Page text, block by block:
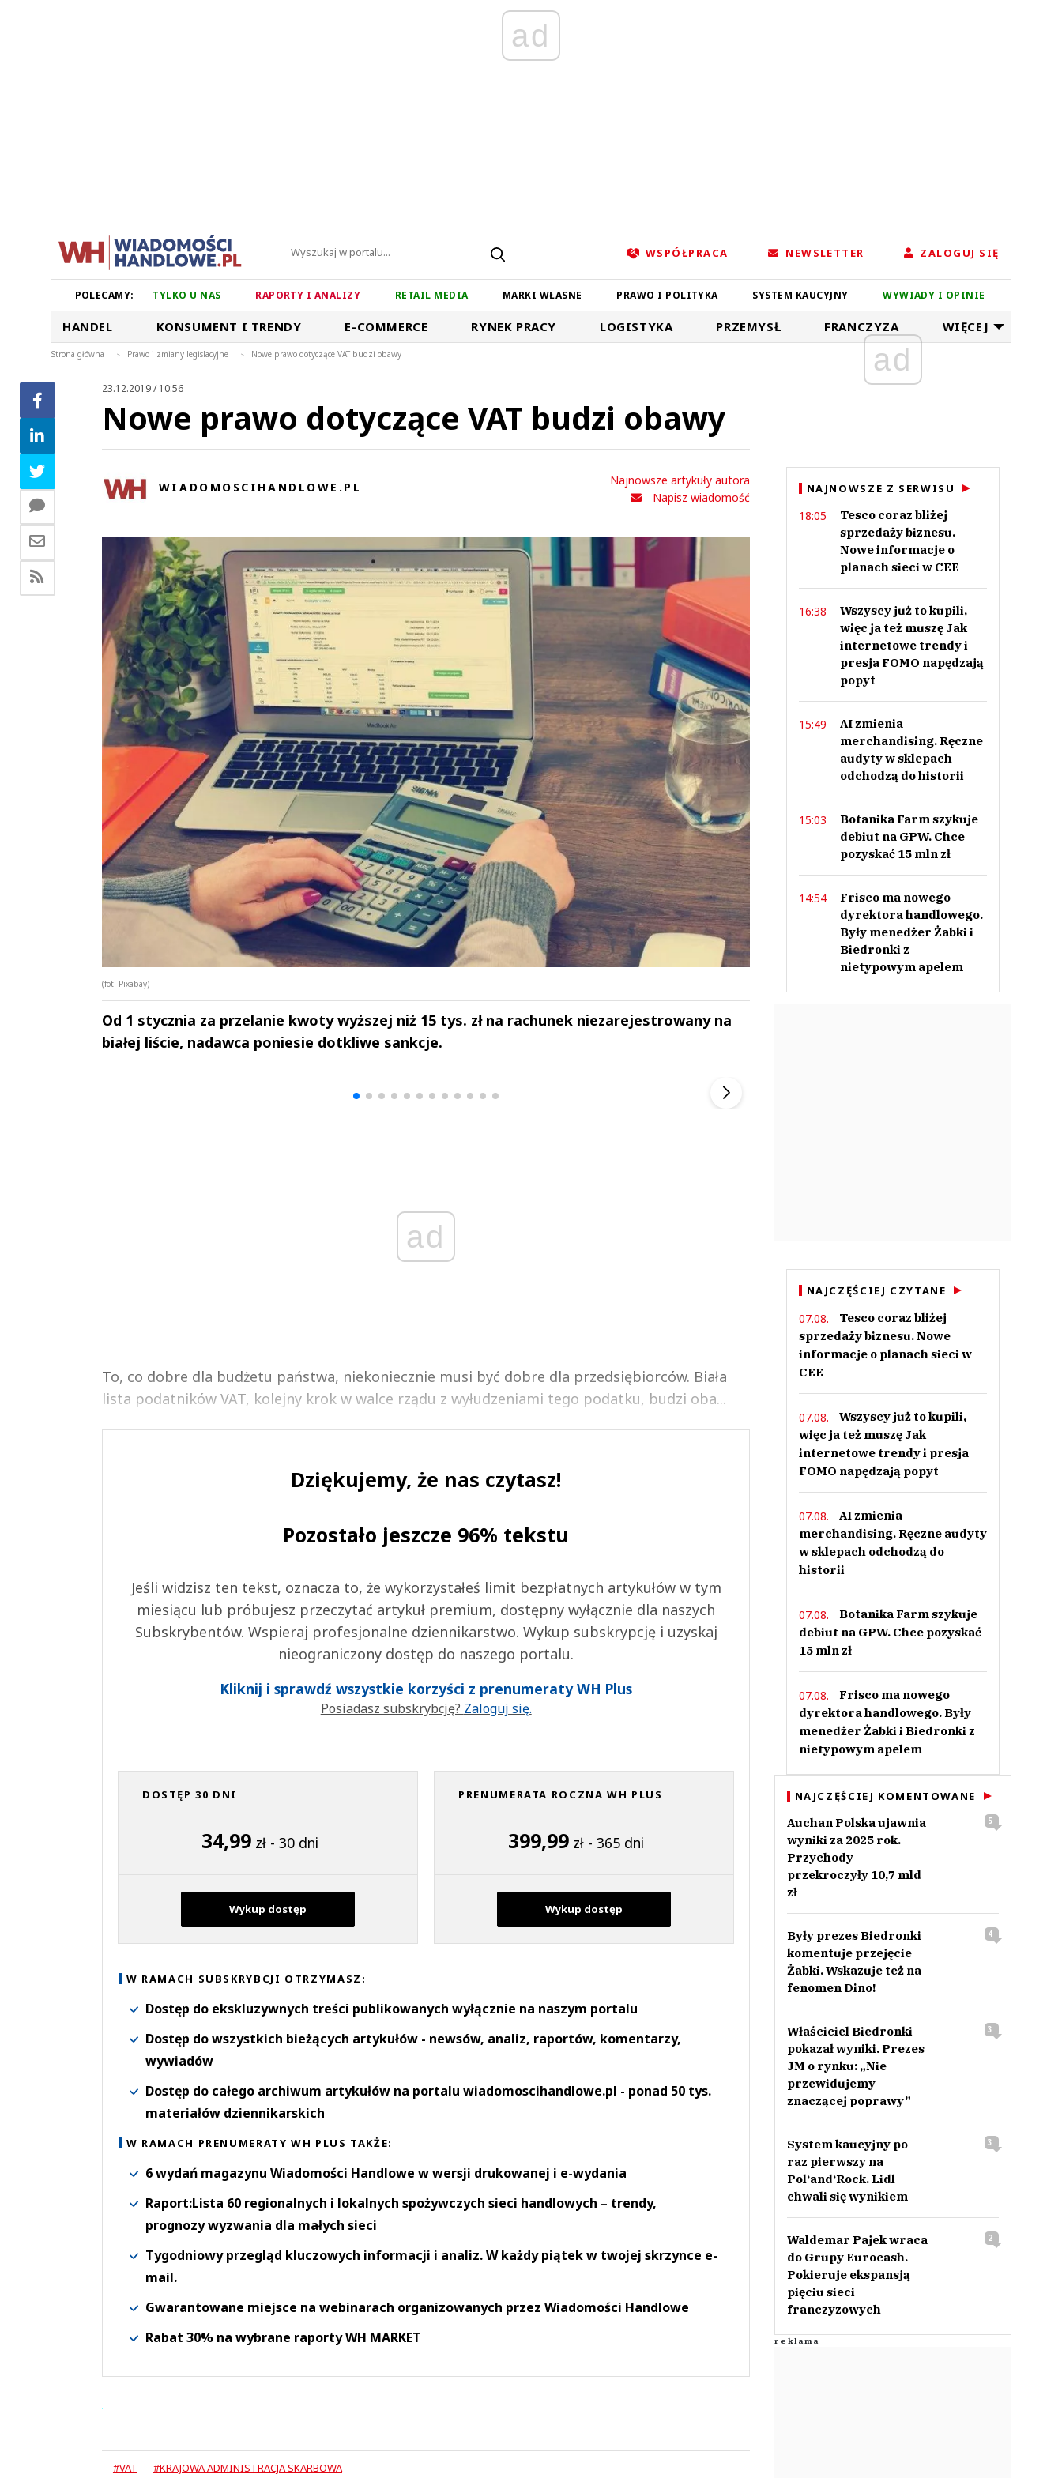
ad
WSPÓŁPRACA NEWSLETTER ZALOGUJ SIĘ
POLECAMY: TYLKO U NAS RAPORTY I ANALIZY RETAIL MEDIA MARKI WŁASNE PRAWO I POLITYKA SYSTEM KAUCYJNY WYWIADY I OPINIE
HANDEL KONSUMENT I TRENDY E-COMMERCE RYNEK PRACY LOGISTYKA PRZEMYSŁ FRANCZYZA WIĘCEJ
Strona główna > Prawo i zmiany legislacyjne > Nowe prawo dotyczące VAT budzi obawy
23.12.2019 / 10:56
Nowe prawo dotyczące VAT budzi obawy
WIADOMOSCIHANDLOWE.PL
Najnowsze artykuły autora
Napisz wiadomość
(fot. Pixabay)
Od 1 stycznia za przelanie kwoty wyższej niż 15 tys. zł na rachunek niezarejestrowany na
białej liście, nadawca poniesie dotkliwe sankcje.
ad
To, co dobre dla budżetu państwa, niekoniecznie musi być dobre dla przedsiębiorców. Biała
lista podatników VAT, kolejny krok w walce rządu z wyłudzeniami tego podatku, budzi oba...
Dziękujemy, że nas czytasz!
Pozostało jeszcze 96% tekstu
Jeśli widzisz ten tekst, oznacza to, że wykorzystałeś limit bezpłatnych artykułów w tym
miesiącu lub próbujesz przeczytać artykuł premium, dostępny wyłącznie dla naszych
Subskrybentów. Wspieraj profesjonalne dziennikarstwo. Wykup subskrypcję i uzyskaj
nieograniczony dostęp do naszego portalu.
Kliknij i sprawdź wszystkie korzyści z prenumeraty WH Plus
Posiadasz subskrybcję? Zaloguj się.
DOSTĘP 30 DNI
34,99 zł - 30 dni
Wykup dostęp
PRENUMERATA ROCZNA WH PLUS
399,99 zł - 365 dni
Wykup dostęp
W RAMACH SUBSKRYBCJI OTRZYMASZ:
Dostęp do ekskluzywnych treści publikowanych wyłącznie na naszym portalu
Dostęp do wszystkich bieżących artykułów - newsów, analiz, raportów, komentarzy,
wywiadów
Dostęp do całego archiwum artykułów na portalu wiadomoscihandlowe.pl - ponad 50 tys.
materiałów dziennikarskich
W RAMACH PRENUMERATY WH PLUS TAKŻE:
6 wydań magazynu Wiadomości Handlowe w wersji drukowanej i e-wydania
Raport:Lista 60 regionalnych i lokalnych spożywczych sieci handlowych – trendy,
prognozy wyzwania dla małych sieci
Tygodniowy przegląd kluczowych informacji i analiz. W każdy piątek w twojej skrzynce e-
mail.
Gwarantowane miejsce na webinarach organizowanych przez Wiadomości Handlowe
Rabat 30% na wybrane raporty WH MARKET
#VAT #KRAJOWA ADMINISTRACJA SKARBOWA
Andrzej i Marta
Marta i Andrzej
ad
NAJNOWSZE Z SERWISU
18:05
Tesco coraz bliżej
sprzedaży biznesu.
Nowe informacje o
planach sieci w CEE
16:38
Wszyscy już to kupili,
więc ja też muszę Jak
internetowe trendy i
presja FOMO napędzają
popyt
15:49
AI zmienia
merchandising. Ręczne
audyty w sklepach
odchodzą do historii
15:03
Botanika Farm szykuje
debiut na GPW. Chce
pozyskać 15 mln zł
14:54
Frisco ma nowego
dyrektora handlowego.
Były menedżer Żabki i
Biedronki z
nietypowym apelem
NAJCZĘŚCIEJ CZYTANE
07.08.
Tesco coraz bliżej
sprzedaży biznesu. Nowe
informacje o planach sieci w
CEE
07.08.
Wszyscy już to kupili,
więc ja też muszę Jak
internetowe trendy i presja
FOMO napędzają popyt
07.08.
AI zmienia
merchandising. Ręczne audyty
w sklepach odchodzą do
historii
07.08.
Botanika Farm szykuje
debiut na GPW. Chce pozyskać
15 mln zł
07.08.
Frisco ma nowego
dyrektora handlowego. Były
menedżer Żabki i Biedronki z
nietypowym apelem
NAJCZĘŚCIEJ KOMENTOWANE
Auchan Polska ujawnia
wyniki za 2025 rok.
Przychody
przekroczyły 10,7 mld
zł
5
Były prezes Biedronki
komentuje przejęcie
Żabki. Wskazuje też na
fenomen Dino!
4
Właściciel Biedronki
pokazał wyniki. Prezes
JM o rynku: „Nie
przewidujemy
znaczącej poprawy”
3
System kaucyjny po
raz pierwszy na
Pol‘and‘Rock. Lidl
chwali się wynikiem
3
Waldemar Pajek wraca
do Grupy Eurocash.
Pokieruje ekspansją
pięciu sieci
franczyzowych
2